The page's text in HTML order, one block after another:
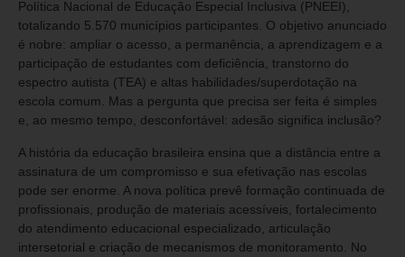
Política Nacional de Educação Especial Inclusiva (PNEEI),
totalizando 5.570 municípios participantes. O objetivo anunciado
é nobre: ampliar o acesso, a permanência, a aprendizagem e a
participação de estudantes com deficiência, transtorno do
espectro autista (TEA) e altas habilidades/superdotação na
escola comum. Mas a pergunta que precisa ser feita é simples
e, ao mesmo tempo, desconfortável: adesão significa inclusão?
A história da educação brasileira ensina que a distância entre a
assinatura de um compromisso e sua efetivação nas escolas
pode ser enorme. A nova política prevê formação continuada de
profissionais, produção de materiais acessíveis, fortalecimento
do atendimento educacional especializado, articulação
intersetorial e criação de mecanismos de monitoramento. No